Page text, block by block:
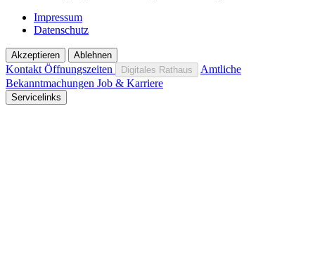
Impressum
Datenschutz
Akzeptieren Ablehnen
Kontakt Öffnungszeiten Digitales Rathaus
Amtliche
Bekanntmachungen Job & Karriere
Servicelinks